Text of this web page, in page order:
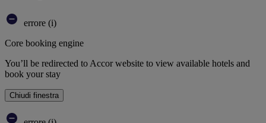
errore (i)
Core booking engine
You’ll be redirected to Accor website to view available hotels and
book your stay
Chiudi finestra